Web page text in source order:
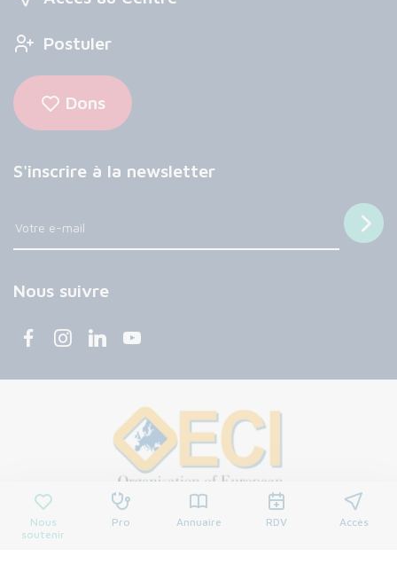
Nous
soutenir
Pro Annuaire RDV Accès
Postuler
Dons
S'inscrire à la newsletter
Nous suivre